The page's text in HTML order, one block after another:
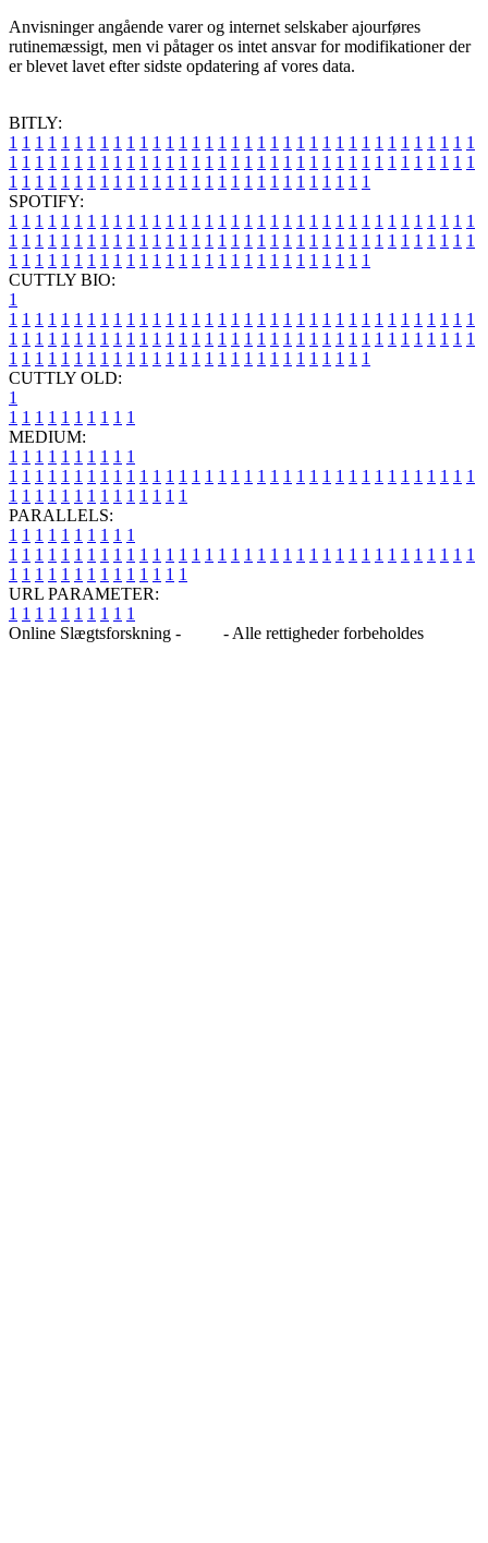
Anvisninger angående varer og internet selskaber ajourføres
rutinemæssigt, men vi påtager os intet ansvar for modifikationer der
er blevet lavet efter sidste opdatering af vores data.
BITLY:
1 1 1 1 1 1 1 1 1 1 1 1 1 1 1 1 1 1 1 1 1 1 1 1 1 1 1 1 1 1 1 1 1 1 1 1
1 1 1 1 1 1 1 1 1 1 1 1 1 1 1 1 1 1 1 1 1 1 1 1 1 1 1 1 1 1 1 1 1 1 1 1
1 1 1 1 1 1 1 1 1 1 1 1 1 1 1 1 1 1 1 1 1 1 1 1 1 1 1 1
SPOTIFY:
1 1 1 1 1 1 1 1 1 1 1 1 1 1 1 1 1 1 1 1 1 1 1 1 1 1 1 1 1 1 1 1 1 1 1 1
1 1 1 1 1 1 1 1 1 1 1 1 1 1 1 1 1 1 1 1 1 1 1 1 1 1 1 1 1 1 1 1 1 1 1 1
1 1 1 1 1 1 1 1 1 1 1 1 1 1 1 1 1 1 1 1 1 1 1 1 1 1 1 1
CUTTLY BIO:
1
1 1 1 1 1 1 1 1 1 1 1 1 1 1 1 1 1 1 1 1 1 1 1 1 1 1 1 1 1 1 1 1 1 1 1 1
1 1 1 1 1 1 1 1 1 1 1 1 1 1 1 1 1 1 1 1 1 1 1 1 1 1 1 1 1 1 1 1 1 1 1 1
1 1 1 1 1 1 1 1 1 1 1 1 1 1 1 1 1 1 1 1 1 1 1 1 1 1 1 1
CUTTLY OLD:
1
1 1 1 1 1 1 1 1 1 1
MEDIUM:
1 1 1 1 1 1 1 1 1 1
1 1 1 1 1 1 1 1 1 1 1 1 1 1 1 1 1 1 1 1 1 1 1 1 1 1 1 1 1 1 1 1 1 1 1 1
1 1 1 1 1 1 1 1 1 1 1 1 1 1
PARALLELS:
1 1 1 1 1 1 1 1 1 1
1 1 1 1 1 1 1 1 1 1 1 1 1 1 1 1 1 1 1 1 1 1 1 1 1 1 1 1 1 1 1 1 1 1 1 1
1 1 1 1 1 1 1 1 1 1 1 1 1 1
URL PARAMETER:
1 1 1 1 1 1 1 1 1 1
Online Slægtsforskning -
- Alle rettigheder forbeholdes